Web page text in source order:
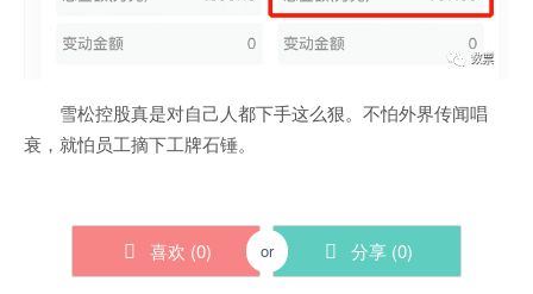
雪松控股真是对自己人都下手这么狠。不怕外界传闻唱
衰，就怕员工摘下工牌石锤。
喜欢 (0) or 分享 (0)